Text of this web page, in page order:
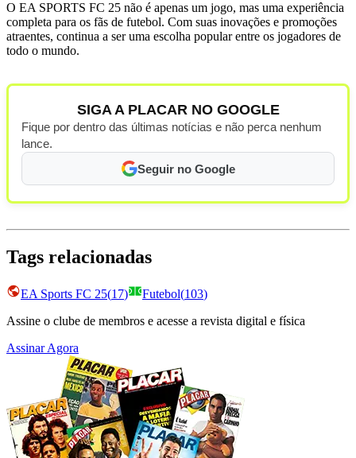
O EA SPORTS FC 25 não é apenas um jogo, mas uma experiência
completa para os fãs de futebol. Com suas inovações e promoções
atraentes, continua a ser uma escolha popular entre os jogadores de
todo o mundo.
SIGA A PLACAR NO GOOGLE
Fique por dentro das últimas notícias e não perca nenhum
lance.
Seguir no Google
Tags relacionadas
EA Sports FC 25(17) Futebol(103)
Assine o clube de membros e acesse a revista digital e física
Assinar Agora